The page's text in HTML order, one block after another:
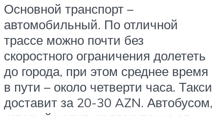
Основной транспорт –
автомобильный. По отличной
трассе можно почти без
скоростного ограничения долететь
до города, при этом среднее время
в пути – около четверти часа. Такси
доставит за 20-30 AZN. Автобусом,